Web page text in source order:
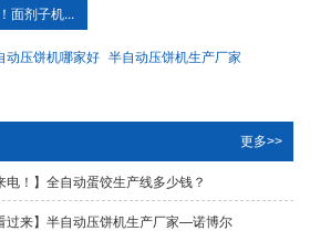
面剂子机...
动压饼机哪家好 半自动压饼机生产厂家
更多>>
！】全自动蛋饺生产线多少钱？
过来】半自动压饼机生产厂家—诺博尔